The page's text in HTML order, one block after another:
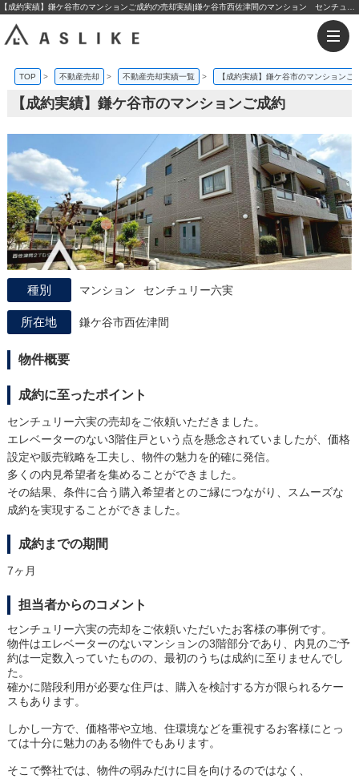
TOP > 不動産売却 > 不動産売却実績一覧 > 【成約実績】鎌ケ谷市のマンションご
【成約実績】鎌ケ谷市のマンションご成約
マンション センチュリー六実
鎌ケ谷市西佐津間
物件概要
成約に至ったポイント
センチュリー六実の売却をご依頼いただきました。
エレベーターのない3階住戸という点を懸念されていましたが、価格
設定や販売戦略を工夫し、物件の魅力を的確に発信。
多くの内見希望者を集めることができました。
その結果、条件に合う購入希望者とのご縁につながり、スムーズな
成約を実現することができました。
成約までの期間
7ヶ月
担当者からのコメント
センチュリー六実の売却をご依頼いただいたお客様の事例です。
物件はエレベーターのないマンションの3階部分であり、内見のご予
約は一定数入っていたものの、最初のうちは成約に至りませんでし
た。
確かに階段利用が必要な住戸は、購入を検討する方が限られるケー
スもあります。
しかし一方で、価格帯や立地、住環境などを重視するお客様にとっ
ては十分に魅力のある物件でもあります。
そこで弊社では、物件の弱みだけに目を向けるのではなく、